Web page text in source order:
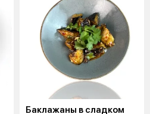
Баклажаны в сладком